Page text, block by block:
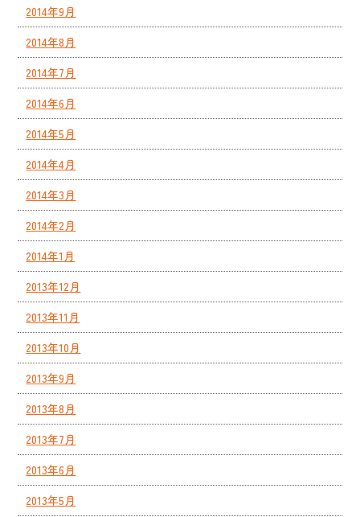
2014年9月
2014年8月
2014年7月
2014年6月
2014年5月
2014年4月
2014年3月
2014年2月
2014年1月
2013年12月
2013年11月
2013年10月
2013年9月
2013年8月
2013年7月
2013年6月
2013年5月